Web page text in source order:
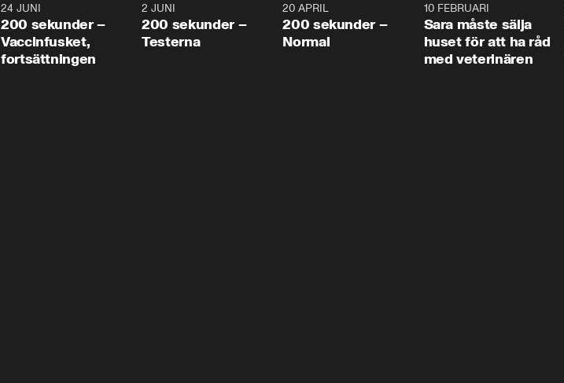
5:00
24 JUNI
200 sekunder –
Vaccinfusket,
fortsättningen
4:23
2 JUNI
200 sekunder –
Testerna
20 APRIL
200 sekunder –
Normal
10 FEBRUARI
Sara måste sälja
huset för att ha råd
med veterinären